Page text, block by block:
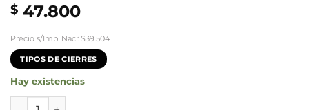
$ 47.800
Precio s/Imp. Nac.: $39.504
TIPOS DE CIERRES
Hay existencias
Argollas Cubanas Cubic, Estrella y Cruz cantidad